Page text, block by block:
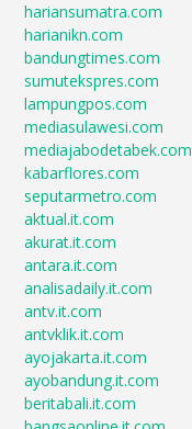
hariansumatra.com
harianikn.com
bandungtimes.com
sumutekspres.com
lampungpos.com
mediasulawesi.com
mediajabodetabek.com
kabarflores.com
seputarmetro.com
aktual.it.com
akurat.it.com
antara.it.com
analisadaily.it.com
antv.it.com
antvklik.it.com
ayojakarta.it.com
ayobandung.it.com
beritabali.it.com